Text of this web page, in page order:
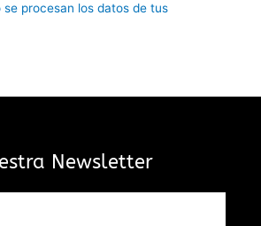
se procesan los datos de tus
Newsletter